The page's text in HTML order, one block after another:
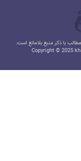
با ذکر منبع بلامانع است.
Copyright © 2025